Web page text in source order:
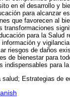
en el desarrollo y
para alcanzar
que favorecen al
transformaciones
para la Salud
y
riesgos de daños
de bienestar para
indispensables para
Estrategias de